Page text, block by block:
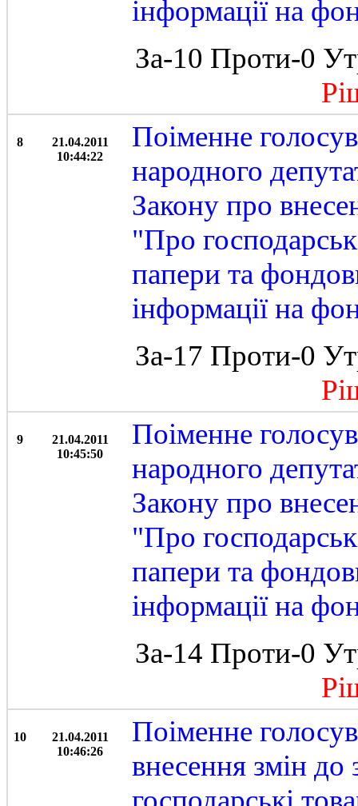
інформації на
За-10 Проти-0
8
21.04.2011
10:44:22
Поіменне
народного
Закону про
"Про
папери та
інформації на
За-17 Проти-0
9
21.04.2011
10:45:50
Поіменне
народного
Закону про
"Про
папери та
інформації на
За-14 Проти-0
10
21.04.2011
10:46:26
Поіменне
внесення змін до